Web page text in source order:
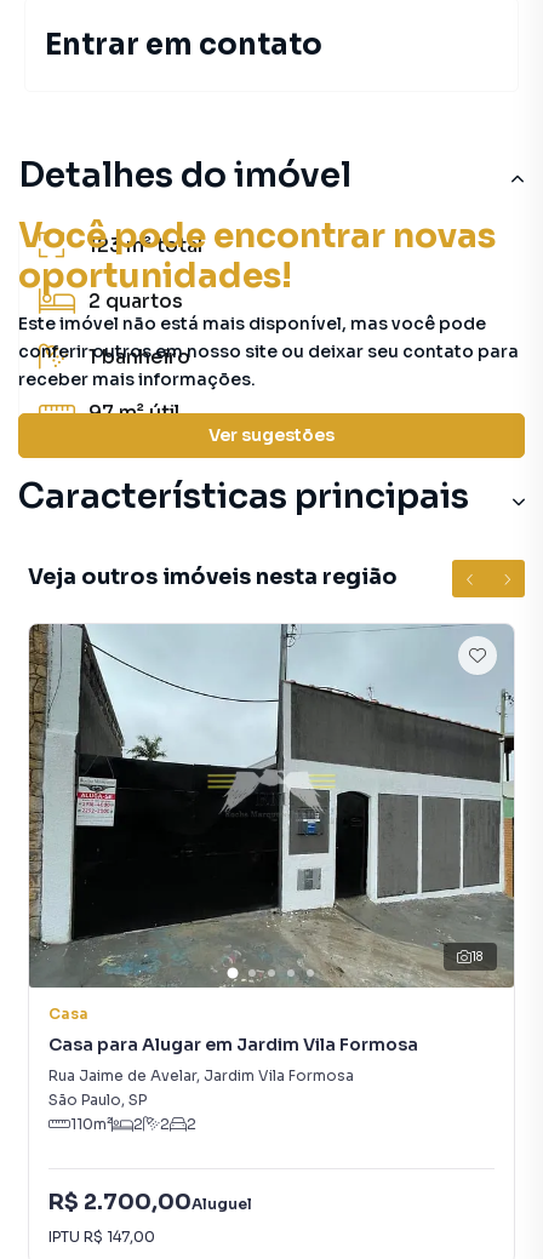
Você pode encontrar novas
oportunidades!
Este imóvel não está mais disponível, mas você pode
conferir outros em nosso site ou deixar seu contato para
receber mais informações.
Ver sugestões
Detalhes do imóvel
123 m²total
2 quartos
1banheiro
97 m²útil
Características principais
Lavanderia
Armário Cozinha
Sala
Veja outros imóveis nesta região
18
Casa
Casa para Alugar em Jardim Vila Formosa
Rua Jaime de Avelar, Jardim Vila Formosa
São Paulo, SP
110m² 2 2 2
R$ 2.700,00Aluguel
IPTU R$ 147,00
Entrar em contato